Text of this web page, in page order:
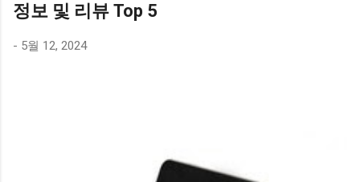
정보 및 리뷰 Top 5
- 5월 12, 2024